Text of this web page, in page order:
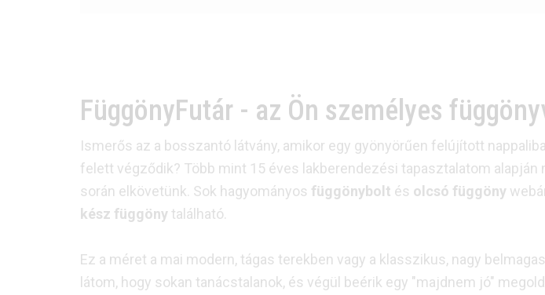
FüggönyFutár - az Ön személyes
Ismerős az a bosszantó látvány, amikor egy gyönyörűen felújított
felett végződik? Több mint 15 éves lakberendezési tapasztalatom
során elkövetünk. Sok hagyományos függönybolt és olcsó függöny
kész függöny található.
Ez a méret a mai modern, tágas terekben vagy a klasszikus, nagy
látom, hogy sokan tanácstalanok, és végül beérik egy "majdnem jó"